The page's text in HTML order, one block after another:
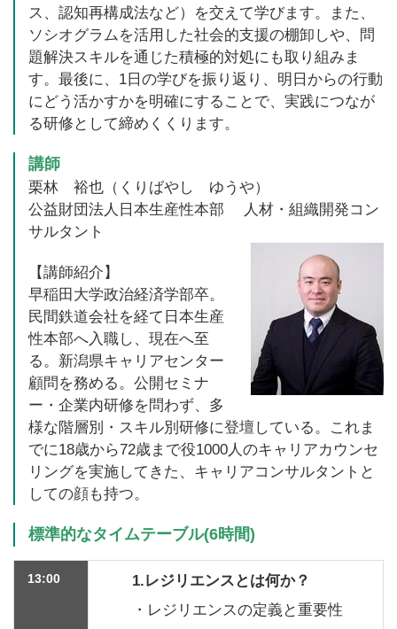
ス、認知再構成法など）を交えて学びます。また、
ソシオグラムを活用した社会的支援の棚卸しや、問
題解決スキルを通じた積極的対処にも取り組みま
す。最後に、1日の学びを振り返り、明日からの行動
にどう活かすかを明確にすることで、実践につなが
る研修として締めくくります。
講師
栗林 裕也（くりばやし ゆうや）
公益財団法人日本生産性本部 人材・組織開発コン
サルタント
【講師紹介】
早稲田大学政治経済学部卒。
民間鉄道会社を経て日本生産
性本部へ入職し、現在へ至
る。新潟県キャリアセンター
顧問を務める。公開セミナ
ー・企業内研修を問わず、多
様な階層別・スキル別研修に登壇している。これま
でに18歳から72歳まで役1000人のキャリアカウンセ
リングを実施してきた、キャリアコンサルタントと
しての顔も持つ。
標準的なタイムテーブル(6時間)
13:00
1.レジリエンスとは何か？
・レジリエンスの定義と重要性